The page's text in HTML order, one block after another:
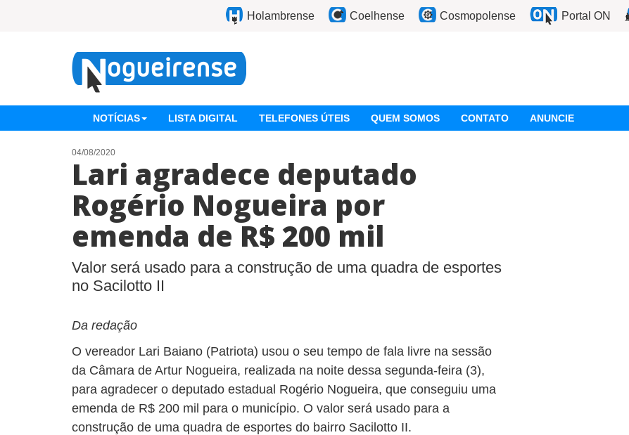
Holambrense Coelhense Cosmopolense Portal ON
NOTÍCIAS LISTA DIGITAL TELEFONES ÚTEIS QUEM SOMOS CONTATO ANUNCIE
04/08/2020
Lari agradece deputado
Rogério Nogueira por
emenda de R$ 200 mil
Valor será usado para a construção de uma quadra de esportes
no Sacilotto II
Da redação
O vereador Lari Baiano (Patriota) usou o seu tempo de fala livre na sessão
da Câmara de Artur Nogueira, realizada na noite dessa segunda-feira (3),
para agradecer o deputado estadual Rogério Nogueira, que conseguiu uma
emenda de R$ 200 mil para o município. O valor será usado para a
construção de uma quadra de esportes do bairro Sacilotto II.